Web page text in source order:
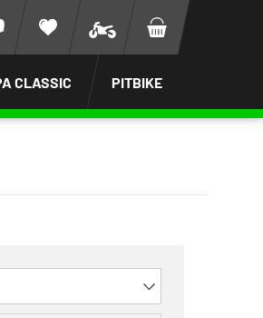
CLASSIC PITBIKE